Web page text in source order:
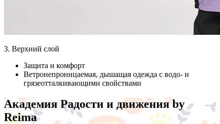
3. Верхний слой
Защита и комфорт
Ветронепроницаемая, дышащая одежда с водо- и
грязеотталкивающими свойствами
Академия Радости и движения by
Reima